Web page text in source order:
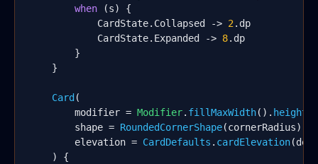
when (s) {
            CardState.Collapsed ->
2 .dp
            CardState.Expanded ->
8.dp
        }
    }
Card (
        modifier =
Modifier. fillMaxWidth(). height
        shape =
RoundedCornerShape(cornerRadius),
        elevation =
CardDefaults . cardElevation
    ) {